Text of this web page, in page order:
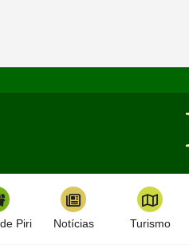
Piri Notícias Turismo